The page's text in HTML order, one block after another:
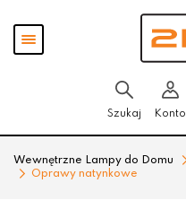
Pokaż
menu
Szukaj Konto
Wewnętrzne Lampy do Domu
Oprawy natynkowe